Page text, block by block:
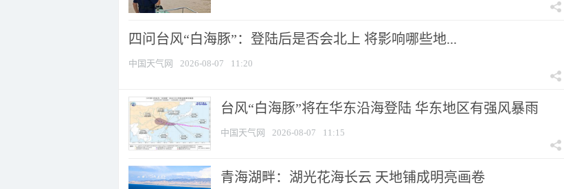
四问台风“白海豚”：登陆后是否会北上 将影响哪些地...
中国天气网 2026-08-07 11:20
台风“白海豚”将在华东沿海登陆 华东地区有强风暴雨
中国天气网 2026-08-07 11:15
青海湖畔：湖光花海长云 天地铺成明亮画卷